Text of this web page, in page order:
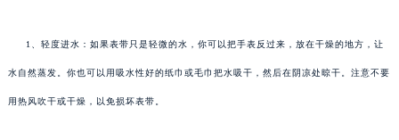
1、轻度进水：如果表带只是轻微的水，你可以把手表反过来，放在干燥的地方，让
水自然蒸发。你也可以用吸水性好的纸巾或毛巾把水吸干，然后在阴凉处晾干。注意不要
用热风吹干或干燥，以免损坏表带。